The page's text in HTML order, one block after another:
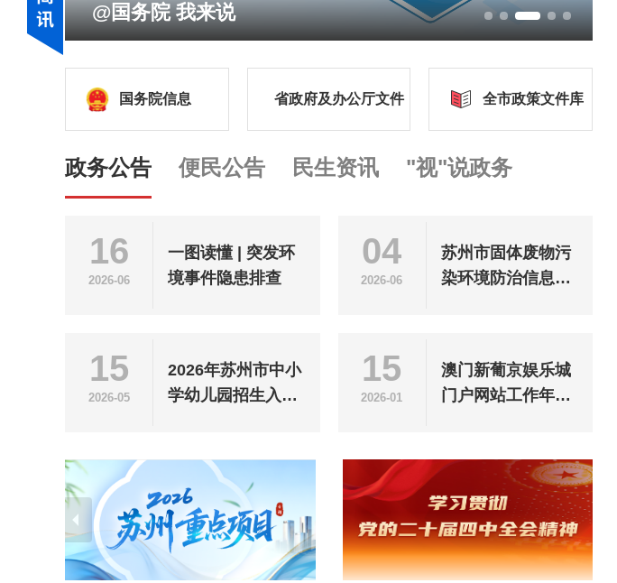
影响营商环境建设问题线索征集
国务院信息 省政府及办公厅文件 全市政策文件库
政务公告 便民公告 民生资讯 "视"说政务
16
2026-06
一图读懂 | 突发环
境事件隐患排查
04
2026-06
苏州市固体废物污
染环境防治信息公
15
2026-05
2026年苏州市中小
学幼儿园招生入学
15
2026-01
澳门新葡京娱乐城
门户网站工作年度